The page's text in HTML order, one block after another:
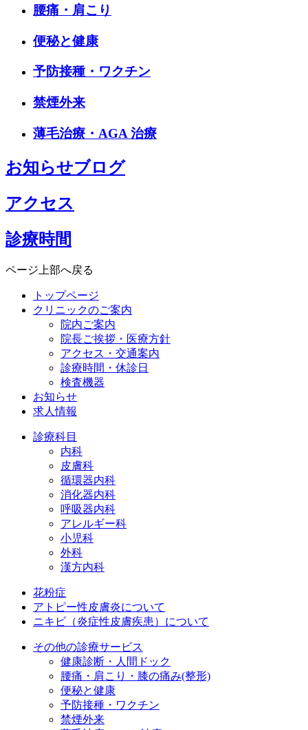
腰痛・肩こり
便秘と健康
予防接種・ワクチン
禁煙外来
薄毛治療・AGA 治療
お知らせブログ
アクセス
診療時間
ページ上部へ戻る
トップページ
クリニックのご案内
院内ご案内
院長ご挨拶・医療方針
アクセス・交通案内
診療時間・休診日
検査機器
お知らせ
求人情報
診療科目
内科
皮膚科
循環器内科
消化器内科
呼吸器内科
アレルギー科
小児科
外科
漢方内科
花粉症
アトピー性皮膚炎について
ニキビ（炎症性皮膚疾患）について
その他の診療サービス
健康診断・人間ドック
腰痛・肩こり・膝の痛み(整形)
便秘と健康
予防接種・ワクチン
禁煙外来